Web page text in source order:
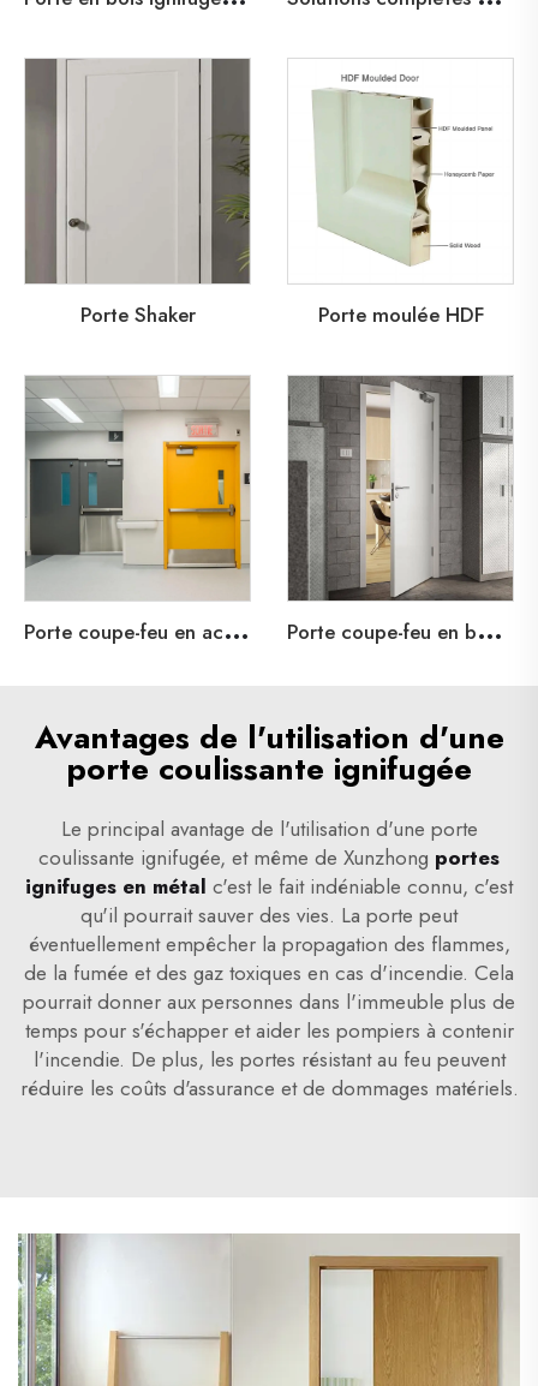
Porte Shaker Porte moulée HDF
P
orte coupe-feu en acier pour appartement P
orte coupe-feu en bois pour appartement
Avantages de l'utilisation d'une
porte coulissante ignifugée
Le principal avantage de l'utilisation d'une porte
coulissante ignifugée, et même de Xunzhong portes
ignifuges en métal c'est le fait indéniable connu, c'est
qu'il pourrait sauver des vies. La porte peut
éventuellement empêcher la propagation des flammes,
de la fumée et des gaz toxiques en cas d'incendie. Cela
pourrait donner aux personnes dans l'immeuble plus de
temps pour s'échapper et aider les pompiers à contenir
l'incendie. De plus, les portes résistant au feu peuvent
réduire les coûts d'assurance et de dommages matériels.